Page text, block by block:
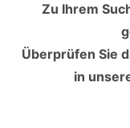
Zu Ihrem
Überprüfen Sie
in